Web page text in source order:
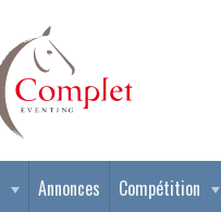
Annonces Compétition
La journée du complet